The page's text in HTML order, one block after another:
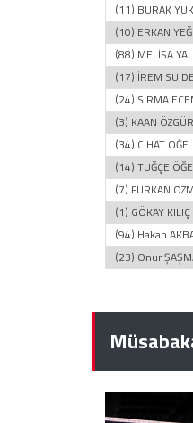
(11) BURAK
(10) ERKAN
(88) MELİSA
(17) İREM SU
(24) SIRMA
(3) KAAN ÖZGÜR
(34) CİHAT ÖĞE
(14) TUĞÇE ÖĞE
(7) FURKAN
(1) GÖKAY KILIÇ
(94) Hakan
(23) Onur